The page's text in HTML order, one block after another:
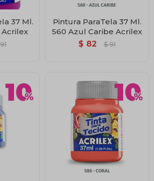
37 Ml.
91
Pintura ParaTela 37 Ml.
560 Azul Caribe Acrilex
$ 82 $ 91